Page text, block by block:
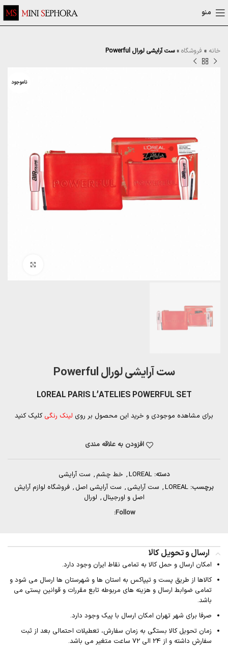
منو
خانه » فروشگاه »ست آرایشی لورال Powerful
ناموجود
ست آرایشی لورال Powerful
LOREAL PARIS L’ATELIES POWERFUL SET
برای مشاهده موجودی و خرید این محصول بر روی لینک رنگی کلیک کنید
افزودن به علاقه مندی
دسته: LOREAL
, خط چشم , ست آرایشی
برچسب: LOREAL
, ست آرایشی , ست آرایشی اصل , فروشگاه لوازم آرایش
اصل و اورجینال , لورال
Follow:
ارسال و تحویل کالا
امکان ارسال و حمل کالا به تمامی نقاط ایران وجود دارد.
کالاها از طریق پست و تیپاکس به استان ها و شهرستان ها ارسال می شود و
تمامی ضوابط ارسال و هزینه های مربوطه تابع مقررات و قوانین پستی می
باشد.
صرفا برای شهر تهران امکان ارسال با پیک وجود دارد.
زمان تحویل کالا بستگی به زمان سفارش، تعطیلات احتمالی بعد از ثبت
سفارش داشته و از 24 الی 72 ساعت متغیر می باشد.